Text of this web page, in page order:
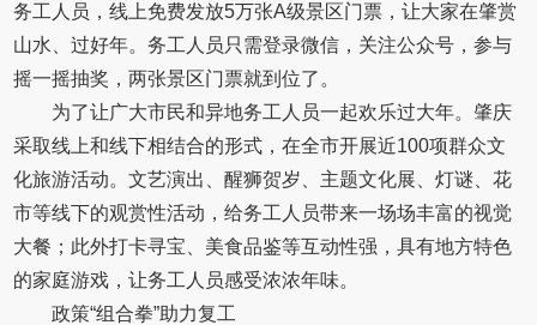
务工人员，线上免费发放5万张A级景区门票，让大家在肇赏
山水、过好年。务工人员只需登录微信，关注公众号，参与
摇一摇抽奖，两张景区门票就到位了。
为了让广大市民和异地务工人员一起欢乐过大年。肇庆
采取线上和线下相结合的形式，在全市开展近100项群众文
化旅游活动。文艺演出、醒狮贺岁、主题文化展、灯谜、花
市等线下的观赏性活动，给务工人员带来一场场丰富的视觉
大餐；此外打卡寻宝、美食品鉴等互动性强，具有地方特色
的家庭游戏，让务工人员感受浓浓年味。
政策“组合拳”助力复工